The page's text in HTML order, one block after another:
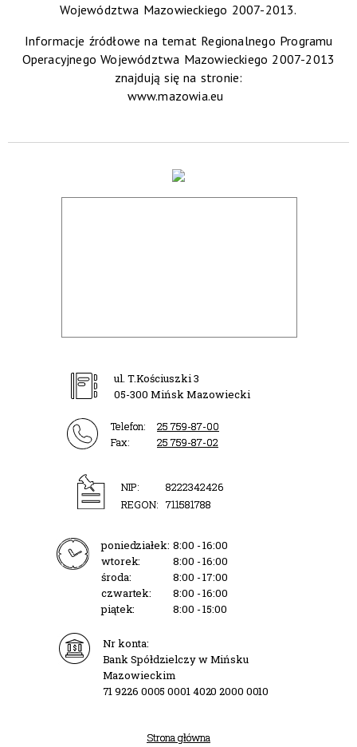
Województwa Mazowieckiego 2007-2013.
Informacje źródłowe na temat Regionalnego Programu
Operacyjnego Województwa Mazowieckiego 2007-2013
znajdują się na stronie:
www.mazowia.eu
ul. T.Kościuszki 3
05-300 Mińsk Mazowiecki
Telefon:
25 759-87-00
Fax:
25 759-87-02
NIP:
8222342426
REGON: 711581788
poniedziałek: 8:00 - 16:00
wtorek:
8:00 - 16:00
środa:
8:00 - 17:00
czwartek:
8:00 - 16:00
piątek:
8:00 - 15:00
Nr konta:
Bank Spółdzielczy w Mińsku
Mazowieckim
71 9226 0005 0001 4020 2000 0010
Strona główna